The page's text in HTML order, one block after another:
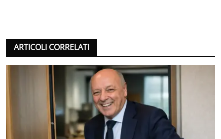
ARTICOLI CORRELATI